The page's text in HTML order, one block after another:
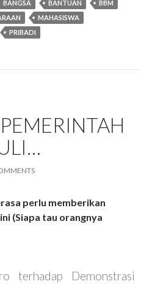
BANGSA BANTUAN
BBM
MAHASISWA
PRIBADI
perlu memberikan
(Siapa tau orangnya
terhadap Demonstrasi